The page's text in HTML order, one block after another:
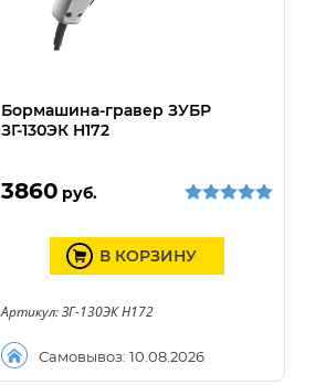
Бормашина-гравер ЗУБР
ЗГ-130ЭК H172
3860 руб.
Самовывоз: 10.08.2026
В КОРЗИНУ
Артикул: ЗГ-130ЭК H172